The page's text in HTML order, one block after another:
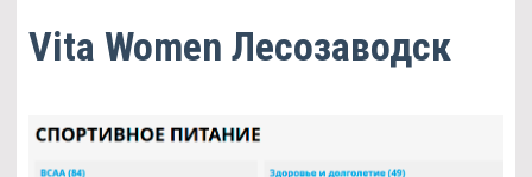
Vita Women Лесозаводск